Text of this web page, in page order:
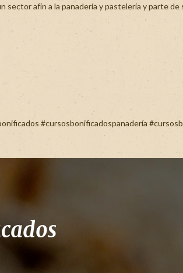
afín a la panadería y pastelería y parte de
#cursosbonificadospanadería